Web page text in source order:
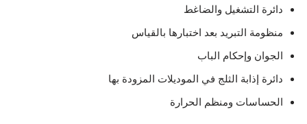
دائرة التشغيل والضاغط
منظومة التبريد بعد اختبارها بالقياس
الجوان وإحكام الباب
دائرة إذابة الثلج في الموديلات المزودة بها
الحساسات ومنظم الحرارة